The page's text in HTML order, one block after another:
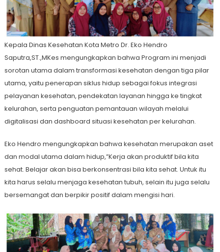
Kepala Dinas Kesehatan Kota Metro Dr. Eko Hendro
Saputra,ST.,MKes mengungkapkan bahwa Program ini menjadi
sorotan utama dalam transformasi kesehatan dengan tiga pilar
utama, yaitu penerapan siklus hidup sebagai fokus integrasi
pelayanan kesehatan, pendekatan layanan hingga ke tingkat
kelurahan, serta penguatan pemantauan wilayah melalui
digitalisasi dan dashboard situasi kesehatan per kelurahan.
Eko Hendro mengungkapkan bahwa kesehatan merupakan aset
dan modal utama dalam hidup,”Kerja akan produktif bila kita
sehat. Belajar akan bisa berkonsentrasi bila kita sehat. Untuk itu
kita harus selalu menjaga kesehatan tubuh, selain itu juga selalu
bersemangat dan berpikir positif dalam mengisi hari.